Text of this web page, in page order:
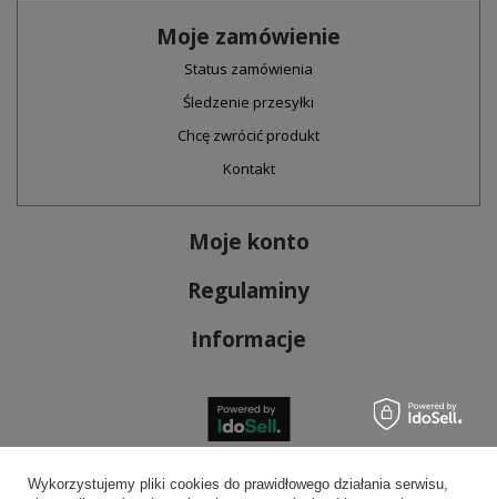
Moje zamówienie
Status zamówienia
Śledzenie przesyłki
Chcę zwrócić produkt
Kontakt
Moje konto
Regulaminy
Informacje
Bezpieczne płatności
Wykorzystujemy pliki cookies do prawidłowego działania serwisu,